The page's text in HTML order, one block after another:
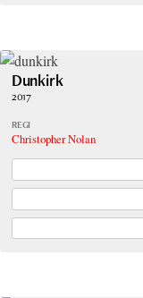
Dunkirk
2017
REGI
Christopher Nolan